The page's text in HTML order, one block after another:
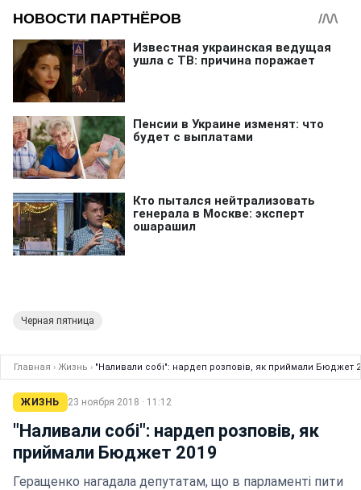
Черная пятница
Главная › Жизнь › "Наливали собі": нардеп розповів, як приймали Бюджет
ЖИЗНЬ 23 ноября 2018 · 11:12
"Наливали собі": нардеп розповів, як
приймали Бюджет 2019
Геращенко нагадала депутатам, що в парламенті пити